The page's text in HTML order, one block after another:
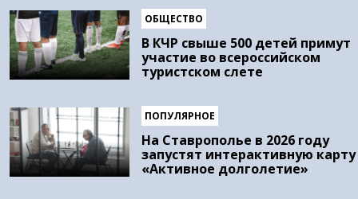
ОБЩЕСТВО
В КЧР свыше 500 детей примут
участие во всероссийском
туристском слете
ПОПУЛЯРНОЕ
На Ставрополье в 2026 году
запустят интерактивную карту
«Активное долголетие»